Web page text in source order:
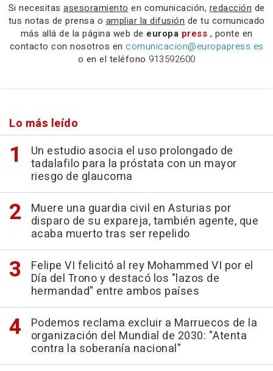
Si necesitas asesoramiento en comunicación, redacción de
tus notas de prensa o ampliar la difusión de tu comunicado
más allá de la página web de europa press , ponte en
contacto con nosotros en comunicacion@europapress.es
o en el teléfono 913592600
Lo más leído
Un estudio asocia el uso prolongado de
tadalafilo para la próstata con un mayor
riesgo de glaucoma
Muere una guardia civil en Asturias por
disparo de su expareja, también agente, que
acaba muerto tras ser repelido
Felipe VI felicitó al rey Mohammed VI por el
Día del Trono y destacó los "lazos de
hermandad" entre ambos países
Podemos reclama excluir a Marruecos de la
organización del Mundial de 2030: "Atenta
contra la soberanía nacional"